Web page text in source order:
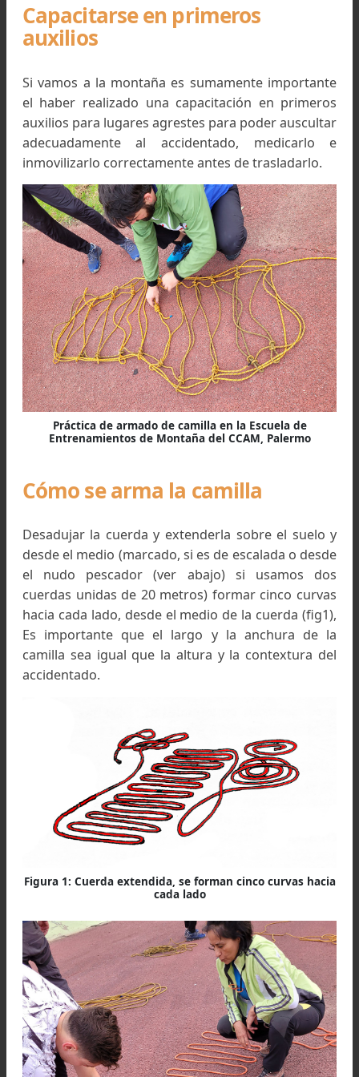
Capacitarse en primeros
auxilios
Si vamos a la montaña es sumamente
el haber realizado una capacitación en
auxilios para lugares agrestes para poder
adecuadamente al accidentado,
inmovilizarlo correctamente antes de trasladarlo.
Práctica de armado de camilla en la Escuela de
Cómo se arma la camilla
Desadujar la cuerda y extenderla sobre el
desde el medio (marcado, si es de escalada o
el nudo pescador (ver abajo) si usamos
hacia cada lado, desde el medio de la cuerda
Es importante que el largo y la anchura
camilla sea igual que la altura y la contextura
accidentado.